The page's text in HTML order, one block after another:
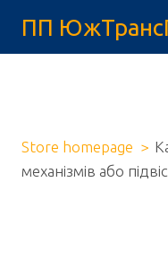
ПП
Store homepage
механізмів або